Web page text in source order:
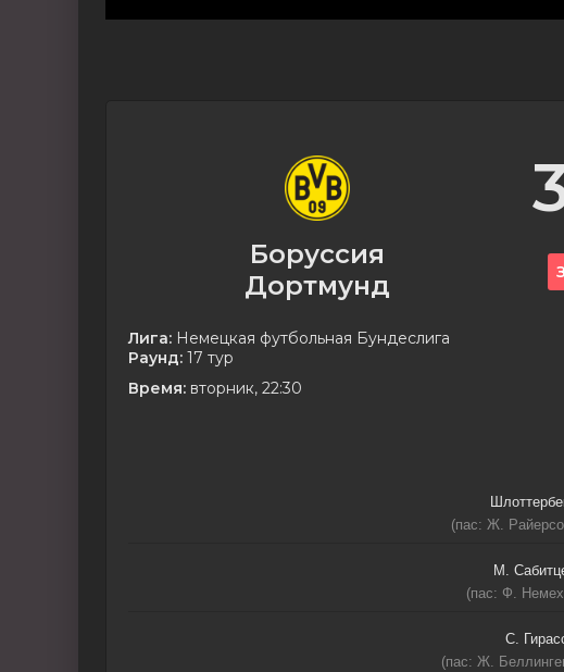
Боруссия
Дортмунд
Лига: Немецкая футбольная Бундеслига
Раунд: 17 тур
Время: вторник, 22:30
(пас: Ж.
М.
(пас: Ф.
С.
(пас: Ж.